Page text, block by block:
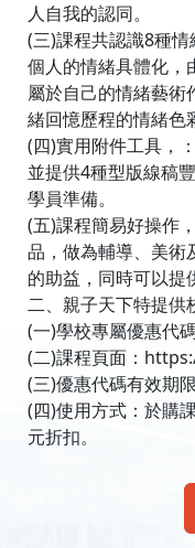
人自我的認同。
(三)課程共認識8種
個人的情緒具體化，
屬於自己的情緒藝術
緒回憶歷程的情緒色
(四)實用附件工具，
並提供4種型版線稿
學員準備。
(五)課程簡易好操作
品，做為輔導、美術
的助益，同時可以提
二、親子天下特提供
(一)學校專屬優惠代
(二)課程頁面：
(三)優惠代碼有效期
(四)使用方式：於購
元折扣。